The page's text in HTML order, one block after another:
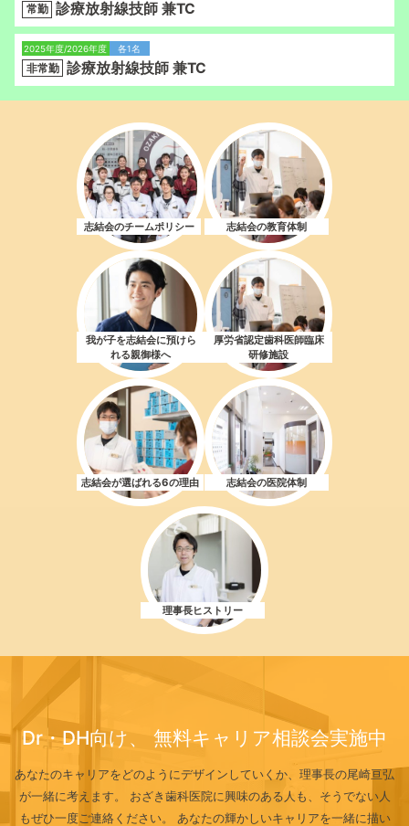
常勤 診療放射線技師 兼TC
2025年度/2026年度 各1名
非常勤 診療放射線技師 兼TC
志結会のチームポリシー 志結会の教育体制
我が子を志結会に預けら
れる親御様へ
厚労省認定歯科医師臨床
研修施設
志結会が選ばれる6の理由 志結会の医院体制
理事長ヒストリー
Dr・DH向け、 無料キャリア相談会実施中
あなたのキャリアをどのようにデザインしていくか、理事長の尾崎亘弘
が一緒に考えます。
おざき歯科医院に興味のある人も、そうでない人
もぜひ一度ご連絡ください。
あなたの輝かしいキャリアを一緒に描い